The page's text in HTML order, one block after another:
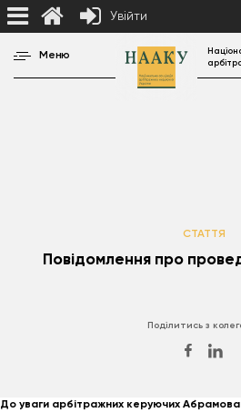
Меню
СТАТТЯ
Повідомлення про
Поділитись з
До уваги арбітражних керуючих
Увійти